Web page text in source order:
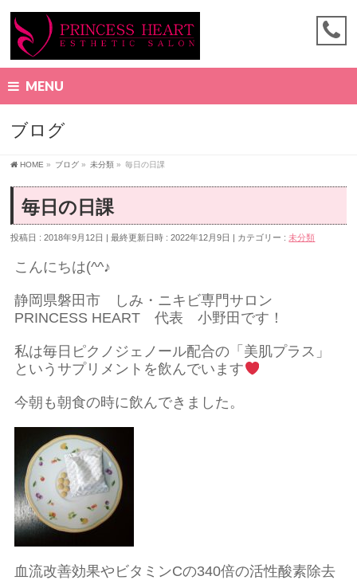
MENU
ブログ
HOME » ブログ » 未分類 » 毎日の日課
毎日の日課
投稿日 : 2018年9月12日 最終更新日時 : 2022年12月9日 カテゴリー :未分類
こんにちは(^^♪
静岡県磐田市 しみ・ニキビ専門サロン
PRINCESS HEART 代表 小野田です！
私は毎日ピクノジェノール配合の「美肌プラス」
というサプリメントを飲んでいます
今朝も朝食の時に飲んできました。
血流改善効果やビタミンCの340倍の活性酸素除去